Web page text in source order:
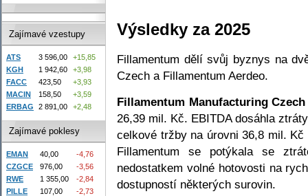
Výsledky za 2025
Fillamentum dělí svůj byznys na
Czech a Fillamentum Aerdeo.
Fillamentum Manufacturing Czech
26,39 mil. Kč. EBITDA dosáhla
celkové tržby na úrovni 36,8 mil.
Fillamentum se potýkala se
nedostatkem volné hotovosti na
dostupností některých surovin.
Zajímavé vzestupy
ATS 3 596,00
+15,85
KGH
1 942,60
+3,98
FACC
423,50
+3,93
MACIN
158,50
+3,59
ERBAG
2 891,00 +2,48
Zajímavé poklesy
EMAN 40,00
-4,76
CZGCE
976,00
-3,56
RWE
1 355,00
-2,84
PILLE
107,00
-2,73